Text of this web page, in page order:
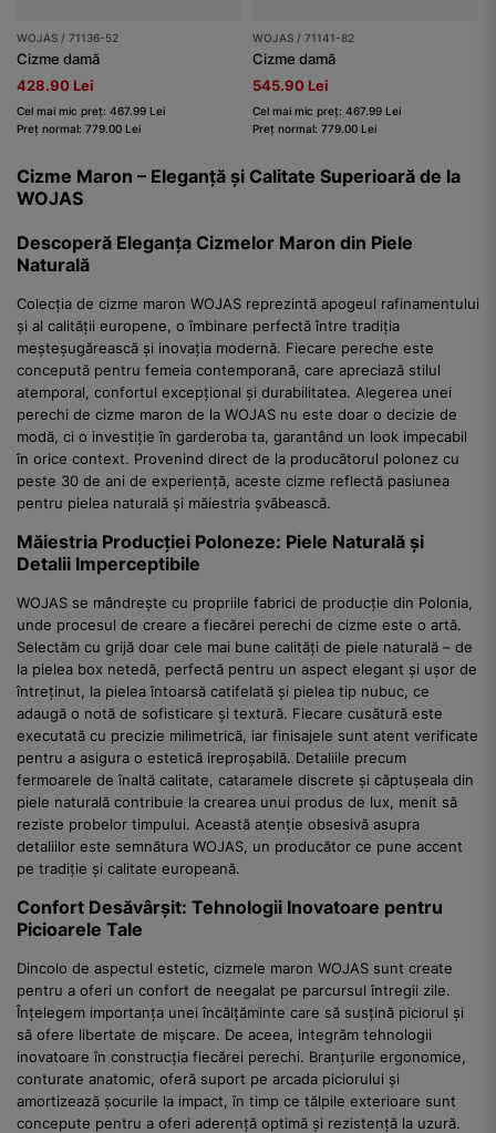
WOJAS / 71136-52
Cizme damă
428.90 Lei
Cel mai mic preț: 467.99 Lei
Preț normal: 779.00 Lei
WOJAS / 71141-82
Cizme damă
545.90 Lei
Cel mai mic preț: 467.99 Lei
Preț normal: 779.00 Lei
Cizme Maron – Eleganță și Calitate Superioară de la
WOJAS
Descoperă Eleganța Cizmelor Maron din Piele
Naturală
Colecția de cizme maron WOJAS reprezintă apogeul rafinamentului
și al calității europene, o îmbinare perfectă între tradiția
meșteșugărească și inovația modernă. Fiecare pereche este
concepută pentru femeia contemporană, care apreciază stilul
atemporal, confortul excepțional și durabilitatea. Alegerea unei
perechi de cizme maron de la WOJAS nu este doar o decizie de
modă, ci o investiție în garderoba ta, garantând un look impecabil
în orice context. Provenind direct de la producătorul polonez cu
peste 30 de ani de experiență, aceste cizme reflectă pasiunea
pentru pielea naturală și măiestria șvăbească.
Măiestria Producției Poloneze: Piele Naturală și
Detalii Imperceptibile
WOJAS se mândrește cu propriile fabrici de producție din Polonia,
unde procesul de creare a fiecărei perechi de cizme este o artă.
Selectăm cu grijă doar cele mai bune calități de piele naturală – de
la pielea box netedă, perfectă pentru un aspect elegant și ușor de
întreținut, la pielea întoarsă catifelată și pielea tip nubuc, ce
adaugă o notă de sofisticare și textură. Fiecare cusătură este
executată cu precizie milimetrică, iar finisajele sunt atent verificate
pentru a asigura o estetică ireproșabilă. Detaliile precum
fermoarele de înaltă calitate, cataramele discrete și căptușeala din
piele naturală contribuie la crearea unui produs de lux, menit să
reziste probelor timpului. Această atenție obsesivă asupra
detaliilor este semnătura WOJAS, un producător ce pune accent
pe tradiție și calitate europeană.
Confort Desăvârșit: Tehnologii Inovatoare pentru
Picioarele Tale
Dincolo de aspectul estetic, cizmele maron WOJAS sunt create
pentru a oferi un confort de neegalat pe parcursul întregii zile.
Înțelegem importanța unei încălțăminte care să susțină piciorul și
să ofere libertate de mișcare. De aceea, integrăm tehnologii
inovatoare în construcția fiecărei perechi. Branțurile ergonomice,
conturate anatomic, oferă suport pe arcada piciorului și
amortizează șocurile la impact, în timp ce tălpile exterioare sunt
concepute pentru a oferi aderență optimă și rezistență la uzură.